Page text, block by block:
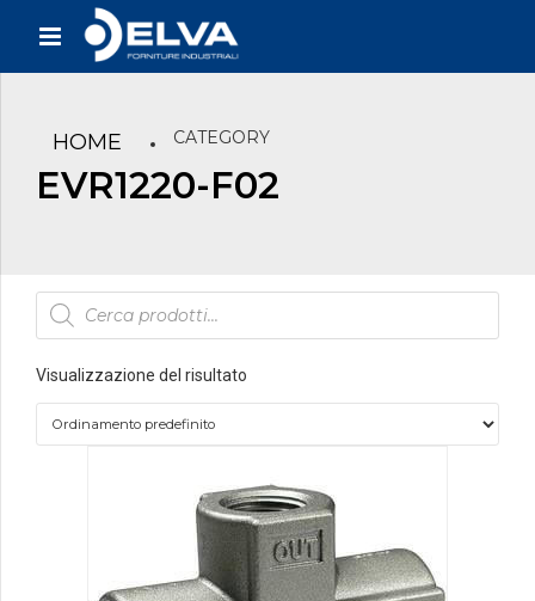
HOME CATEGORY
EVR1220-F02
Products
search
Visualizzazione del risultato